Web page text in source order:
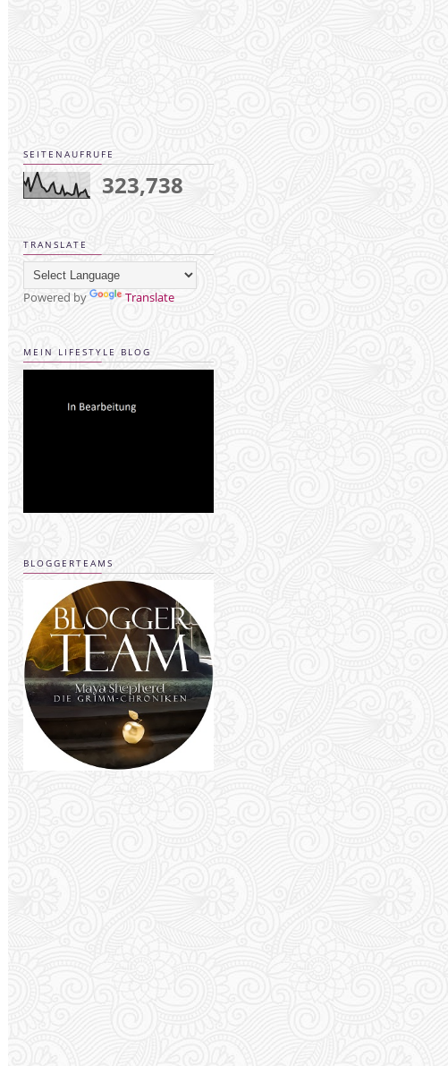
SEITENAUFRUFE
323,738
TRANSLATE
Powered by Translate
MEIN LIFESTYLE BLOG
BLOGGERTEAMS